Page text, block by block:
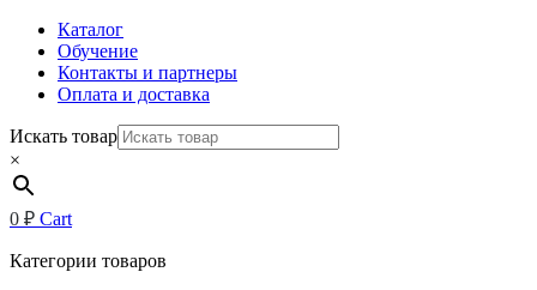
Каталог
Обучение
Контакты и партнеры
Оплата и доставка
Искать товар
×
0 ₽ Cart
Категории товаров